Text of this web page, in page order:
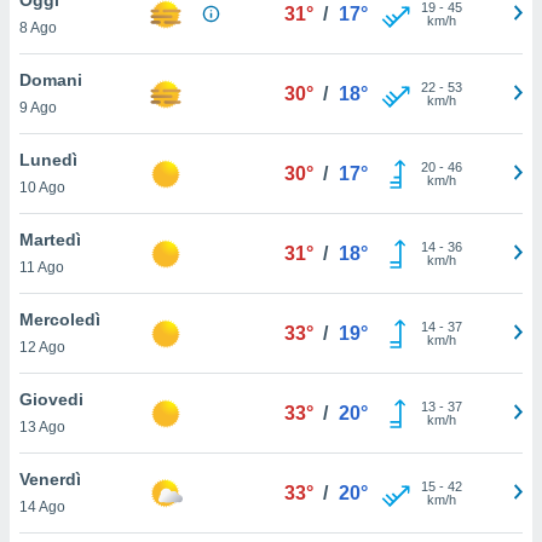
è
al sito
di
ci
di
il
un
la
nella
8 Ago
31° / 17° 19- 45
km/h
Domani
9 Ago
30° / 18° 22- 53
km/h
Lunedì
10 Ago
30° / 17° 20- 46
km/h
Martedì
11 Ago
31° / 18° 14- 36
km/h
Mercoledì
12 Ago
33° / 19° 14- 37
km/h
Giovedi
13 Ago
33° / 20° 13- 37
km/h
Venerdì
14 Ago
33° / 20° 15- 42
km/h